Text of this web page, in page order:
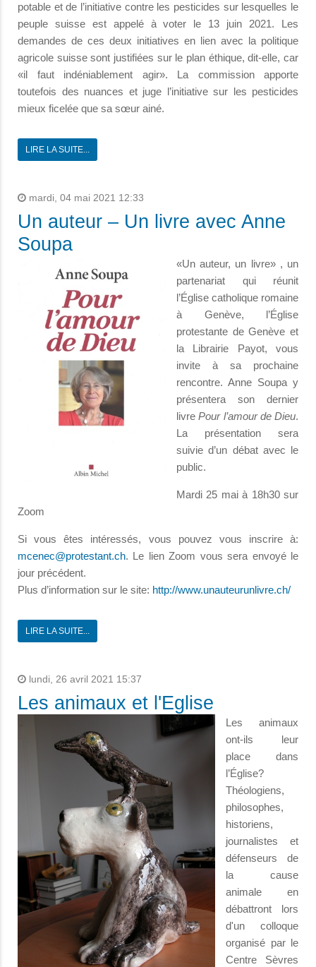
potable et de l’initiative contre les pesticides sur lesquelles le
peuple suisse est appelé à voter le 13 juin 2021. Les
demandes de ces deux initiatives en lien avec la politique
agricole suisse sont justifiées sur le plan éthique, dit-elle, car
«il faut indéniablement agir». La commission apporte
toutefois des nuances et juge l’initiative sur les pesticides
mieux ficelée que sa sœur ainé.
LIRE LA SUITE...
mardi, 04 mai 2021 12:33
Un auteur – Un livre avec Anne
Soupa
«Un auteur, un livre» , un
partenariat qui réunit
l’Église catholique romaine
à Genève, l’Église
protestante de Genève et
la Librairie Payot, vous
invite à sa prochaine
rencontre. Anne Soupa y
présentera son dernier
livrePour l’amour de Dieu.
La présentation sera
suivie d’un débat avec le
public.
Mardi 25 mai à 18h30 sur
Zoom
Si vous êtes intéressés, vous pouvez vous inscrire à:
. Le lien Zoom vous sera envoyé le
jour précédent.
Plus d’information sur le site: http://www.unauteurunlivre.ch/
LIRE LA SUITE...
lundi, 26 avril 2021 15:37
Les animaux et l'Eglise
Les animaux
ont-ils leur
place dans
l’Église?
Théologiens,
philosophes,
historiens,
journalistes et
défenseurs de
la cause
animale en
débattront lors
d'un colloque
organisé par le
Centre Sèvres